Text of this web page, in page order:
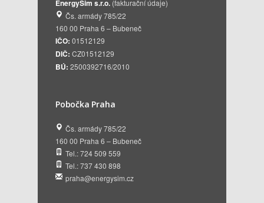
EnergySim s.r.o. (fakturační údaje)
Čs. armády 785/22
160 00 Praha 6 – Bubeneč
IČO: 01512129
DIČ: CZ01512129
BÚ: 2500392716/2010
Pobočka Praha
Čs. armády 785/22
160 00 Praha 6 – Bubeneč
Tel.: 724 509 559
Tel.: 737 430 898
praha@energysim.cz